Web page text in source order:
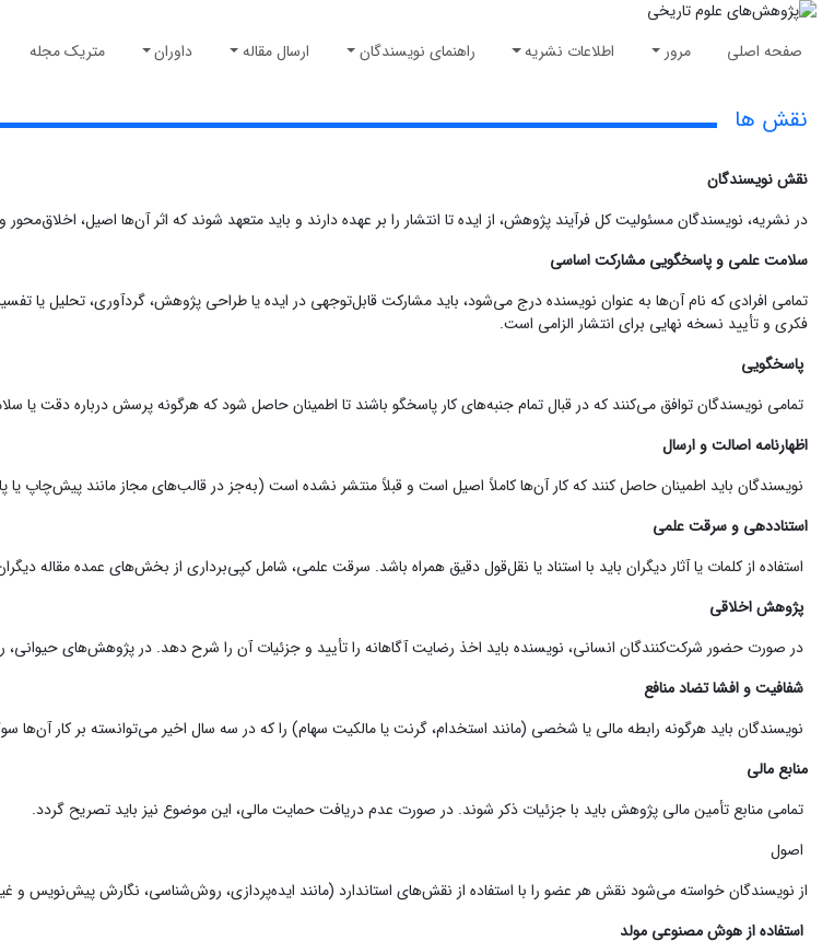
صفحه اصلی مرور اطلاعات نشریه راهنمای نویسندگان ارسال مقاله داوران متریک مجله
نقش ها
نقش نویسندگان
در نشریه، نویسندگان مسئولیت کل فرآیند پژوهش، از ایده تا انتشار را بر عهده دارند و باید متعهد شوند که اثر آن‌ها اصیل،
سلامت علمی و پاسخگویی مشارکت اساسی
تمامی افرادی که نام آن‌ها به عنوان نویسنده درج می‌شود، باید مشارکت قابل‌توجهی در ایده یا طراحی پژوهش، گردآوری، تحلیل یا
فکری و تأیید نسخه نهایی برای انتشار الزامی است.
پاسخگویی
تمامی نویسندگان توافق می‌کنند که در قبال تمام جنبه‌های کار پاسخگو باشند تا اطمینان حاصل شود که هرگونه پرسش درباره
اظهارنامه اصالت و ارسال
نویسندگان باید اطمینان حاصل کنند که کار آن‌ها کاملاً اصیل است و قبلاً منتشر نشده است (به‌جز در قالب‌های مجاز مانند پیش‌چاپ
استناددهی و سرقت علمی
استفاده از کلمات یا آثار دیگران باید با استناد یا نقل‌قول دقیق همراه باشد. سرقت علمی، شامل کپی‌برداری از بخش‌های عمده مقاله
پژوهش اخلاقی
در صورت حضور شرکت‌کنندگان انسانی، نویسنده باید اخذ رضایت آگاهانه را تأیید و جزئیات آن را شرح دهد. در پژوهش‌های حیوانی، رعایت اصول 3 (جایگزینی، کاهش،
شفافیت و افشا تضاد منافع
نویسندگان باید هرگونه رابطه مالی یا شخصی (مانند استخدام، گرنت یا مالکیت سهام) را که در سه سال اخیر می‌توانسته بر کار آن‌ها
منابع مالی
تمامی منابع تأمین مالی پژوهش باید با جزئیات ذکر شوند. در صورت عدم دریافت حمایت مالی، این موضوع نیز باید تصریح گردد.
اصول
از نویسندگان خواسته می‌شود نقش هر عضو را با استفاده از نقش‌های استاندارد (مانند ایده‌پردازی، روش‌شناسی، نگارش پیش‌نویس
استفاده از هوش مصنوعی مولد